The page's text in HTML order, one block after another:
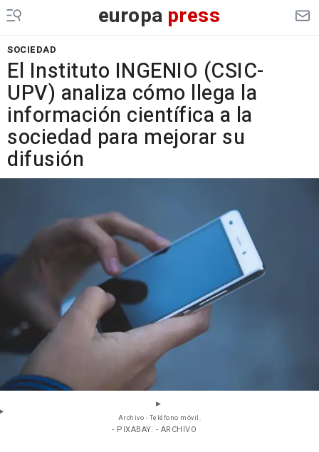
europa press
SOCIEDAD
El Instituto INGENIO (CSIC-
UPV) analiza cómo llega la
información científica a la
sociedad para mejorar su
difusión
Archivo - Teléfono móvil.
- PIXABAY. - ARCHIVO